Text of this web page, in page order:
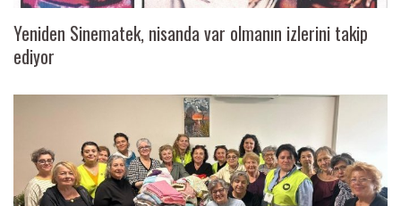
Yeniden Sinematek, nisanda var olmanın izlerini takip
ediyor